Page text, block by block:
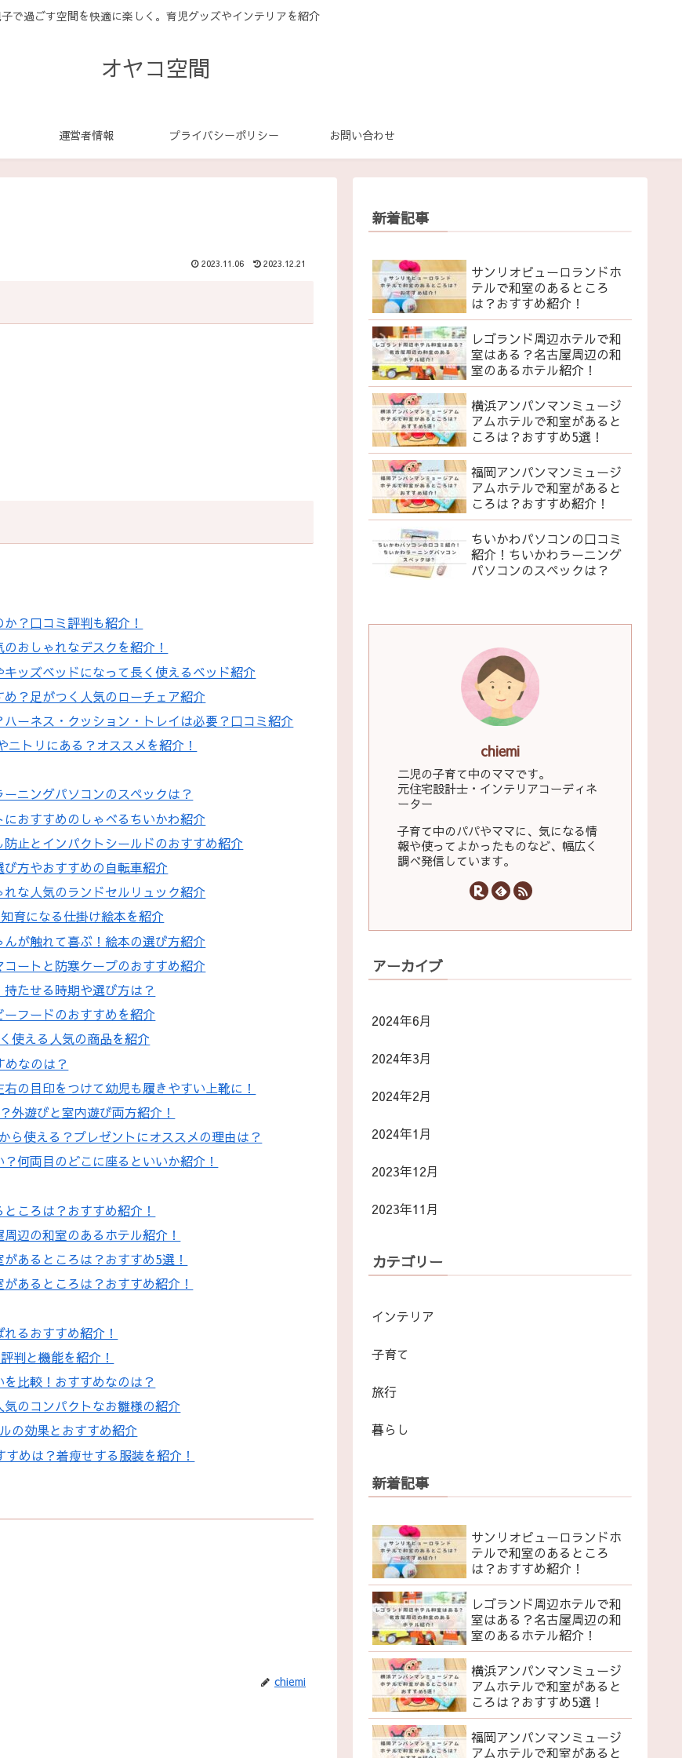
で過ごす空間を快適に楽しく。育児グッズやインテリアを紹介
オヤコ空間
運営者情報 プライバシーポリシー お問い合わせ
2023.11.06 2023.12.21
？口コミ評判も紹介！
おしゃれなデスクを紹介！
ッズベッドになって長く使えるベッド紹介
？足がつく人気のローチェア紹介
ーネス・クッション・トレイは必要？口コミ紹介
トリにある？オススメを紹介！
ニングパソコンのスペックは？
おすすめのしゃべるちいかわ紹介
止とインパクトシールドのおすすめ紹介
方やおすすめの自転車紹介
な人気のランドセルリュック紹介
育になる仕掛け絵本を紹介
が触れて喜ぶ！絵本の選び方紹介
ートと防寒ケープのおすすめ紹介
たせる時期や選び方は？
フードのおすすめを紹介
使える人気の商品を紹介
なのは？
の目印をつけて幼児も履きやすい上靴に！
外遊びと室内遊び両方紹介！
ら使える？プレゼントにオススメの理由は？
何両目のどこに座るといいか紹介！
ころは？おすすめ紹介！
辺の和室のあるホテル紹介！
あるところは？おすすめ5選！
あるところは？おすすめ紹介！
るおすすめ紹介！
判と機能を紹介！
比較！おすすめなのは？
のコンパクトなお雛様の紹介
の効果とおすすめ紹介
めは？着瘦せする服装を紹介！
chiemi
新着記事
サンリオピューロランドホ
テルで和室のあるところ
は？おすすめ紹介！
レゴランド周辺ホテルで和
室はある？名古屋周辺の和
室のあるホテル紹介！
横浜アンパンマンミュージ
アムホテルで和室があると
ころは？おすすめ5選！
福岡アンパンマンミュージ
アムホテルで和室があると
ころは？おすすめ紹介！
ちいかわパソコンの口コミ
紹介！ちいかわラーニング
パソコンのスペックは？
chiemi
二児の子育て中のママです。
元住宅設計士・インテリアコーディネ
ーター
子育て中のパパやママに、気になる情
報や使ってよかったものなど、幅広く
調べ発信しています。
アーカイブ
2024年6月
2024年3月
2024年2月
2024年1月
2023年12月
2023年11月
カテゴリー
インテリア
子育て
旅行
暮らし
新着記事
サンリオピューロランドホ
テルで和室のあるところ
は？おすすめ紹介！
レゴランド周辺ホテルで和
室はある？名古屋周辺の和
室のあるホテル紹介！
横浜アンパンマンミュージ
アムホテルで和室があると
ころは？おすすめ5選！
福岡アンパンマンミュージ
アムホテルで和室があると